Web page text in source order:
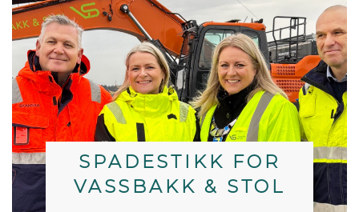
SPADESTIKK FOR
VASSBAKK & STOL